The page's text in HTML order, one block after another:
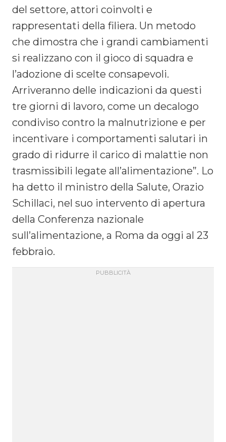
del settore, attori coinvolti e
rappresentati della filiera. Un metodo
che dimostra che i grandi cambiamenti
si realizzano con il gioco di squadra e
l’adozione di scelte consapevoli.
Arriveranno delle indicazioni da questi
tre giorni di lavoro, come un decalogo
condiviso contro la malnutrizione e per
incentivare i comportamenti salutari in
grado di ridurre il carico di malattie non
trasmissibili legate all’alimentazione”. Lo
ha detto il ministro della Salute, Orazio
Schillaci, nel suo intervento di apertura
della Conferenza nazionale
sull’alimentazione, a Roma da oggi al 23
febbraio.